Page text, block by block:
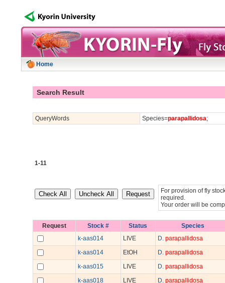
Home
Search Result
QueryWords Species=parapallidosa;
1-11
For provision of fly
required.
Your order will be
Request Stock # Status
Species
k-aas014
LIVE D. parapallidosa
k-aas014
EtOH D. parapallidosa
k-aas015
LIVE D. parapallidosa
k-aas018
LIVE D. parapallidosa